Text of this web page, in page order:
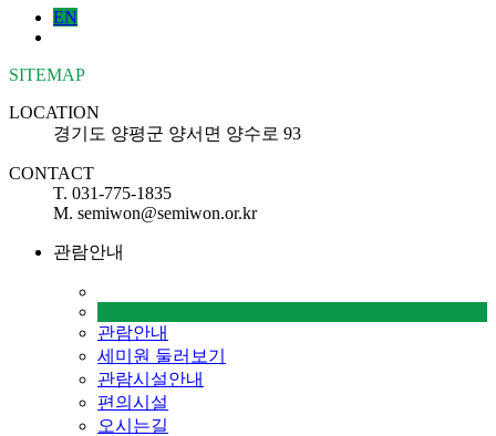
EN
SITEMAP
LOCATION
경기도 양평군 양서면 양수로 93
CONTACT
T. 031-775-1835
M. semiwon@semiwon.or.kr
관람안내
관람안내
세미원 둘러보기
관람시설안내
편의시설
오시는길